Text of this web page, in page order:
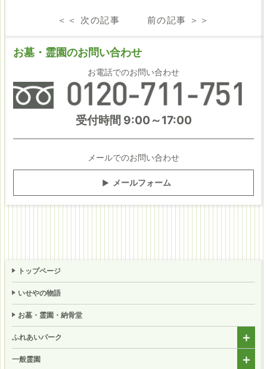
＜＜ 次の記事 前の記事 ＞＞
お墓・霊園のお問い合わせ
お電話でのお問い合わせ
受付時間 9:00～17:00
メールでのお問い合わせ
メールフォーム
トップページ
いせやの物語
お墓・霊園・納骨堂
ふれあいパーク
一般霊園